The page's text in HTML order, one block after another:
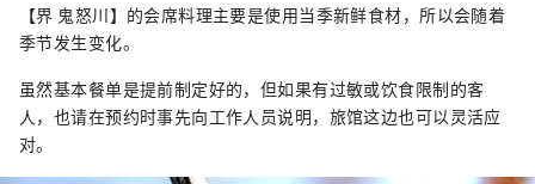
【界 鬼怒川】的会席料理主要是使用当季新鲜食材，所以会随着
季节发生变化。
虽然基本餐单是提前制定好的，但如果有过敏或饮食限制的客
人，也请在预约时事先向工作人员说明，旅馆这边也可以灵活应
对。